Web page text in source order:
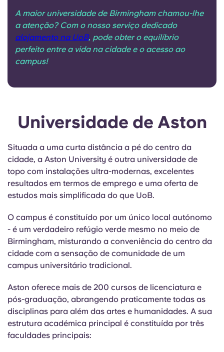
A maior universidade de Birmingham chamou-lhe
a atenção? Com o nosso serviço dedicado
alojamento na UoB, pode obter o equilíbrio
perfeito entre a vida na cidade e o acesso ao
campus!
Universidade de Aston
Situada a uma curta distância a pé do centro da
cidade, a Aston University é outra universidade de
topo com instalações ultra-modernas, excelentes
resultados em termos de emprego e uma oferta de
estudos mais simplificada do que UoB.
O campus é constituído por um único local autónomo
- é um verdadeiro refúgio verde mesmo no meio de
Birmingham, misturando a conveniência do centro da
cidade com a sensação de comunidade de um
campus universitário tradicional.
Aston oferece mais de 200 cursos de licenciatura e
pós-graduação, abrangendo praticamente todas as
disciplinas para além das artes e humanidades. A sua
estrutura académica principal é constituída por três
faculdades principais: